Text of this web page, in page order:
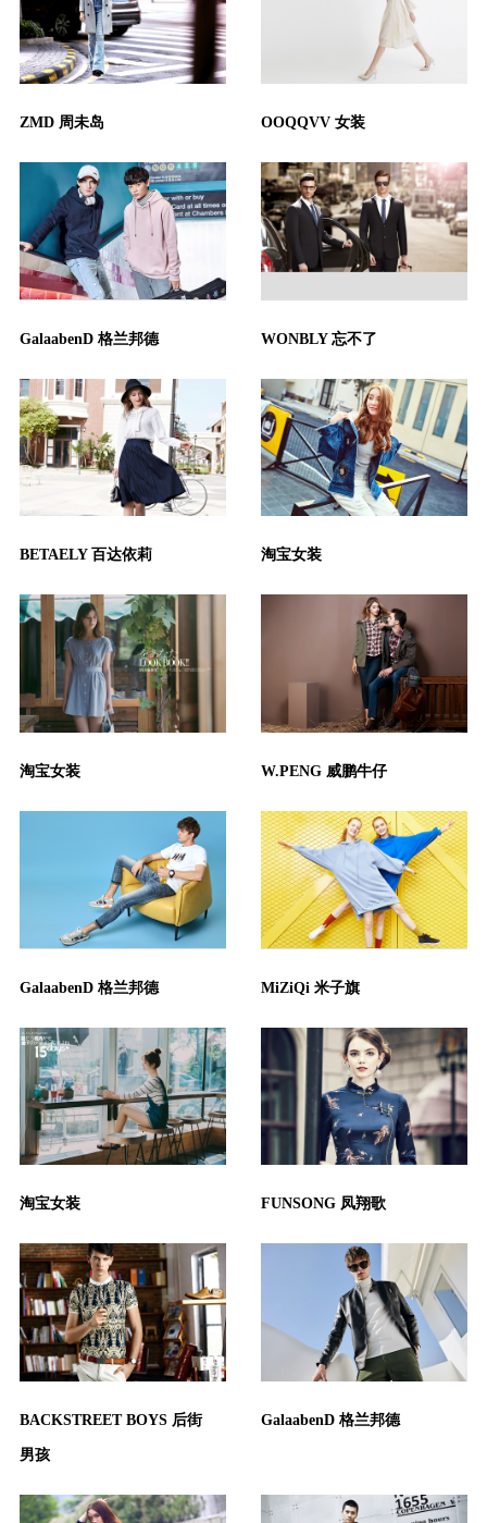
ZMD 周未岛 OOQQVV 女装
GalaabenD 格兰邦德 WONBLY 忘不了
BETAELY 百达依莉 淘宝女装
淘宝女装 W.PENG 威鹏牛仔
GalaabenD 格兰邦德 MiZiQi 米子旗
淘宝女装 FUNSONG 凤翔歌
BACKSTREET BOYS 后街
男孩
GalaabenD 格兰邦德